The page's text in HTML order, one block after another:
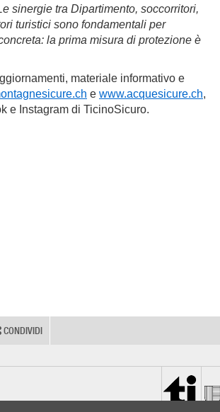
sinergie tra Dipartimento, soccorritori,
turistici sono fondamentali per
la prima misura di protezione è
materiale informativo e
e www.acquesicure.ch,
e Instagram di TicinoSicuro.
CONDIVIDI